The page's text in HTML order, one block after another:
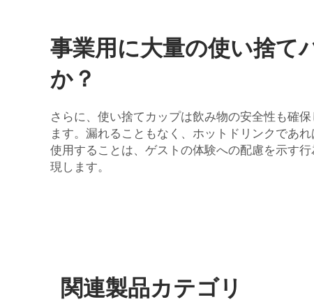
事業用に大量の使い捨て
か？
さらに、使い捨てカップは飲み物の安全性も確
ます。漏れることもなく、ホットドリンクであ
使用することは、ゲストの体験への配慮を示す
現します。
関連製品カテゴリ